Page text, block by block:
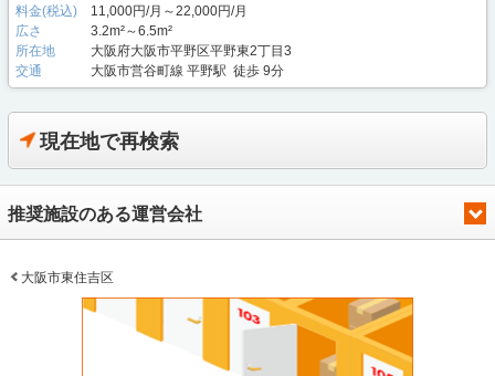
料金(税込)
11,000円/月～22,000円/月
広さ
3.2m²～6.5m²
所在地
大阪府大阪市平野区平野東2丁目3
交通
大阪市営谷町線 平野駅 徒歩 9分
現在地で再検索
推奨施設のある運営会社
大阪市東住吉区